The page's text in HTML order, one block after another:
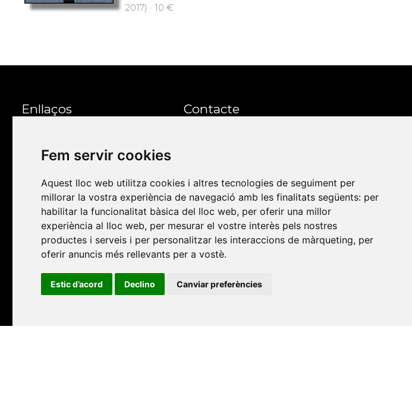
Fem servir cookies
Aquest lloc web utilitza cookies i altres tecnologies de seguiment per
millorar la vostra experiència de navegació amb les finalitats següents: per
habilitar la funcionalitat bàsica del lloc web, per oferir una millor
experiència al lloc web, per mesurar el vostre interès pels nostres
productes i serveis i per personalitzar les interaccions de màrqueting, per
oferir anuncis més rellevants per a vostè.
Estic d’acord Declino Canviar preferències
2017) · 10 €
Enllaços
Programa de
publicacions
Editorials universitàries a
Twitter
Contacte
Universitat Jaume I, local 10
Av. de Vicent Sos Baynat, s/n
12071 Castelló de la Plana
e-buc@vives.org